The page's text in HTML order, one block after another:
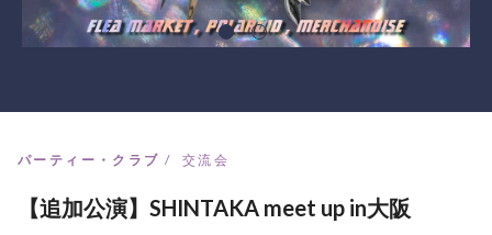
パーティー・クラブ 交流会
【追加公演】SHINTAKA meet up in大阪